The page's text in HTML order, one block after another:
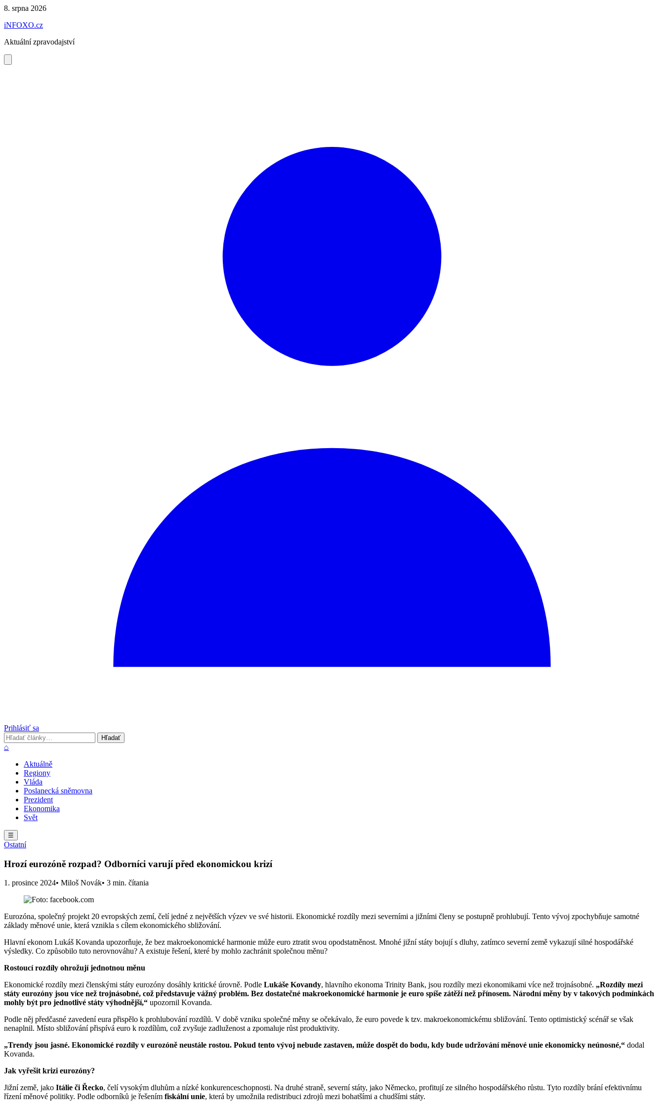
Preskočiť
obsah
8. srpna 2026
iNFOXO.cz
Aktuální zpravodajství
Prihlásiť sa
Hľadať
Hľadať
⌂
Aktuálně
Regiony
Vláda
Poslanecká sněmovna
Prezident
Ekonomika
Svět
☰
Ostatní
Hrozí eurozóně rozpad? Odborníci varují před ekonomickou krizí
1. prosince 2024• Miloš Novák• 3 min. čítania
Eurozóna, společný projekt 20 evropských zemí, čelí jedné z největších výzev ve své historii. Ekonomické rozdíly mezi severními a jižními členy se postupně prohlubují. Tento vývoj zpochybňuje samotné
základy měnové unie, která vznikla s cílem ekonomického sbližování.
Hlavní ekonom Lukáš Kovanda upozorňuje, že bez makroekonomické harmonie může euro ztratit svou opodstatněnost. Mnohé jižní státy bojují s dluhy, zatímco severní země vykazují silné hospodářské
výsledky. Co způsobilo tuto nerovnováhu? A existuje řešení, které by mohlo zachránit společnou měnu?
Rostoucí rozdíly ohrožují jednotnou měnu
Ekonomické rozdíly mezi členskými státy eurozóny dosáhly kritické úrovně. Podle Lukáše Kovandy, hlavního ekonoma Trinity Bank, jsou rozdíly mezi ekonomikami více než trojnásobné. „Rozdíly mezi
státy eurozóny jsou více než trojnásobné, což představuje vážný problém. Bez dostatečné makroekonomické harmonie je euro spíše zátěží než přínosem. Národní měny by v takových podmínkách
mohly být pro jednotlivé státy výhodnější,“ upozornil Kovanda.
Podle něj předčasné zavedení eura přispělo k prohlubování rozdílů. V době vzniku společné měny se očekávalo, že euro povede k tzv. makroekonomickému sbližování. Tento optimistický scénář se však
nenaplnil. Místo sbližování přispívá euro k rozdílům, což zvyšuje zadluženost a zpomaluje růst produktivity.
„Trendy jsou jasné. Ekonomické rozdíly v eurozóně neustále rostou. Pokud tento vývoj nebude zastaven, může dospět do bodu, kdy bude udržování měnové unie ekonomicky neúnosné,“ dodal
Kovanda.
Jak vyřešit krizi eurozóny?
Jižní země, jako Itálie či Řecko, čelí vysokým dluhům a nízké konkurenceschopnosti. Na druhé straně, severní státy, jako Německo, profitují ze silného hospodářského růstu. Tyto rozdíly brání efektivnímu
řízení měnové politiky. Podle odborníků je řešením fiskální unie, která by umožnila redistribuci zdrojů mezi bohatšími a chudšími státy.